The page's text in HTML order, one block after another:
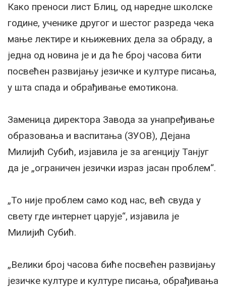
Како преноси лист Блиц, од наредне школске
године, ученике другог и шестог разреда чека
мање лектире и књижевних дела за обраду, а
једна од новина је и да ће број часова бити
посвећен развијању језичке и културе писања,
у шта спада и обрађивање емотикона.
Заменица директора Завода за унапређивање
образовања и васпитања (ЗУОВ), Дејана
Милијић Субић, изјавила је за агенцију Танјуг
да је „ограничен језички израз јасан проблем“.
„То није проблем само код нас, већ свуда у
свету где интернет царује“, изјавила је
Милијић Субић.
„Велики број часова биће посвећен развијању
језичке културе и културе писања, обрађивања